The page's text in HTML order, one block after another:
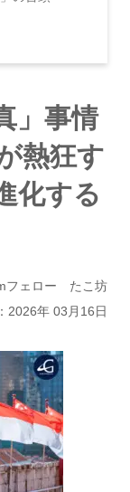
」事情
熱狂す
化する
ェロー たこ坊
2026年 03月16日